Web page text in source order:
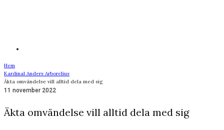
Hem
Kardinal Anders Arborelius
Äkta omvändelse vill alltid dela med sig
11 november 2022
Äkta omvändelse vill alltid dela med sig